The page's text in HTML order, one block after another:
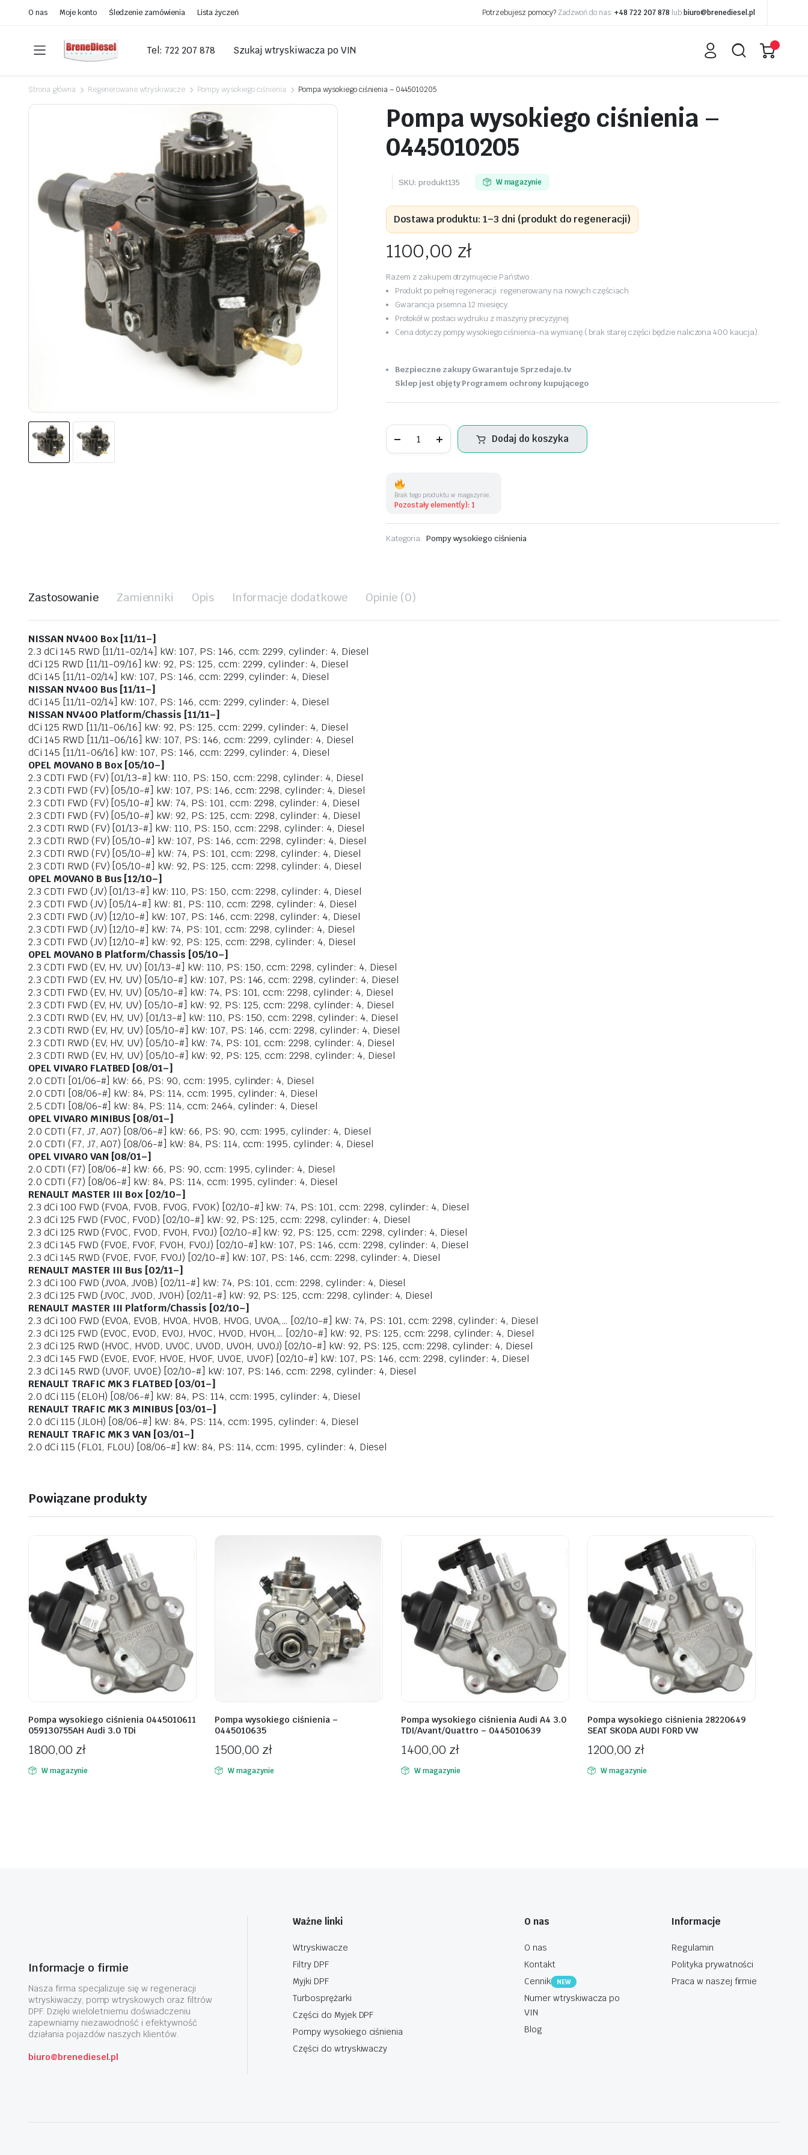
O nas Moje konto Śledzenie zamówienia Lista życzeń Potrzebujesz pomocy? Zadzwoń do nas: +48 722 207 878 lub biuro@brenediesel.pl
Tel: 722 207 878 Szukaj wtryskiwacza po VIN
Strona główna Regenerowane wtryskiwacze Pompy wysokiego ciśnienia Pompa wysokiego ciśnienia – 0445010205
Pompa wysokiego ciśnienia –
0445010205
SKU: produkt135 W magazynie
Dostawa produktu: 1–3 dni (produkt do regeneracji)
1100,00 zł
Razem z zakupem otrzymujecie Państwo :
Produkt po pełnej regeneracji. regenerowany na nowych częściach
Gwarancja pisemna 12 miesięcy.
Protokół w postaci wydruku z maszyny precyzyjnej
Cena dotyczy pompy wysokiego ciśnienia-na wymianę.( brak starej części będzie naliczona 400 kaucja).
Bezpieczne zakupy Gwarantuje Sprzedaje.tv
Sklep jest objęty Programem ochrony kupującego
wysokiego
Dodaj do koszyka
Brak tego produktu w magazynie.
Pozostały element(y): 1
Kategoria: Pompy wysokiego ciśnienia
Zastosowanie Zamienniki Opis Informacje dodatkowe Opinie (0)
NISSAN NV400 Box [11/11–]
2.3 dCi 145 RWD [11/11-02/14] kW: 107, PS: 146, ccm: 2299, cylinder: 4, Diesel
dCi 125 RWD [11/11-09/16] kW: 92, PS: 125, ccm: 2299, cylinder: 4, Diesel
dCi 145 [11/11-02/14] kW: 107, PS: 146, ccm: 2299, cylinder: 4, Diesel
NISSAN NV400 Bus [11/11–]
dCi 145 [11/11-02/14] kW: 107, PS: 146, ccm: 2299, cylinder: 4, Diesel
NISSAN NV400 Platform/Chassis [11/11–]
dCi 125 RWD [11/11-06/16] kW: 92, PS: 125, ccm: 2299, cylinder: 4, Diesel
dCi 145 RWD [11/11-06/16] kW: 107, PS: 146, ccm: 2299, cylinder: 4, Diesel
dCi 145 [11/11-06/16] kW: 107, PS: 146, ccm: 2299, cylinder: 4, Diesel
OPEL MOVANO B Box [05/10–]
2.3 CDTI FWD (FV) [01/13-#] kW: 110, PS: 150, ccm: 2298, cylinder: 4, Diesel
2.3 CDTI FWD (FV) [05/10-#] kW: 107, PS: 146, ccm: 2298, cylinder: 4, Diesel
2.3 CDTI FWD (FV) [05/10-#] kW: 74, PS: 101, ccm: 2298, cylinder: 4, Diesel
2.3 CDTI FWD (FV) [05/10-#] kW: 92, PS: 125, ccm: 2298, cylinder: 4, Diesel
2.3 CDTI RWD (FV) [01/13-#] kW: 110, PS: 150, ccm: 2298, cylinder: 4, Diesel
2.3 CDTI RWD (FV) [05/10-#] kW: 107, PS: 146, ccm: 2298, cylinder: 4, Diesel
2.3 CDTI RWD (FV) [05/10-#] kW: 74, PS: 101, ccm: 2298, cylinder: 4, Diesel
2.3 CDTI RWD (FV) [05/10-#] kW: 92, PS: 125, ccm: 2298, cylinder: 4, Diesel
OPEL MOVANO B Bus [12/10–]
2.3 CDTI FWD (JV) [01/13-#] kW: 110, PS: 150, ccm: 2298, cylinder: 4, Diesel
2.3 CDTI FWD (JV) [05/14-#] kW: 81, PS: 110, ccm: 2298, cylinder: 4, Diesel
2.3 CDTI FWD (JV) [12/10-#] kW: 107, PS: 146, ccm: 2298, cylinder: 4, Diesel
2.3 CDTI FWD (JV) [12/10-#] kW: 74, PS: 101, ccm: 2298, cylinder: 4, Diesel
2.3 CDTI FWD (JV) [12/10-#] kW: 92, PS: 125, ccm: 2298, cylinder: 4, Diesel
OPEL MOVANO B Platform/Chassis [05/10–]
2.3 CDTI FWD (EV, HV, UV) [01/13-#] kW: 110, PS: 150, ccm: 2298, cylinder: 4, Diesel
2.3 CDTI FWD (EV, HV, UV) [05/10-#] kW: 107, PS: 146, ccm: 2298, cylinder: 4, Diesel
2.3 CDTI FWD (EV, HV, UV) [05/10-#] kW: 74, PS: 101, ccm: 2298, cylinder: 4, Diesel
2.3 CDTI FWD (EV, HV, UV) [05/10-#] kW: 92, PS: 125, ccm: 2298, cylinder: 4, Diesel
2.3 CDTI RWD (EV, HV, UV) [01/13-#] kW: 110, PS: 150, ccm: 2298, cylinder: 4, Diesel
2.3 CDTI RWD (EV, HV, UV) [05/10-#] kW: 107, PS: 146, ccm: 2298, cylinder: 4, Diesel
2.3 CDTI RWD (EV, HV, UV) [05/10-#] kW: 74, PS: 101, ccm: 2298, cylinder: 4, Diesel
2.3 CDTI RWD (EV, HV, UV) [05/10-#] kW: 92, PS: 125, ccm: 2298, cylinder: 4, Diesel
OPEL VIVARO FLATBED [08/01–]
2.0 CDTI [01/06-#] kW: 66, PS: 90, ccm: 1995, cylinder: 4, Diesel
2.0 CDTI [08/06-#] kW: 84, PS: 114, ccm: 1995, cylinder: 4, Diesel
2.5 CDTI [08/06-#] kW: 84, PS: 114, ccm: 2464, cylinder: 4, Diesel
OPEL VIVARO MINIBUS [08/01–]
2.0 CDTI (F7, J7, A07) [08/06-#] kW: 66, PS: 90, ccm: 1995, cylinder: 4, Diesel
2.0 CDTI (F7, J7, A07) [08/06-#] kW: 84, PS: 114, ccm: 1995, cylinder: 4, Diesel
OPEL VIVARO VAN [08/01–]
2.0 CDTI (F7) [08/06-#] kW: 66, PS: 90, ccm: 1995, cylinder: 4, Diesel
2.0 CDTI (F7) [08/06-#] kW: 84, PS: 114, ccm: 1995, cylinder: 4, Diesel
RENAULT MASTER III Box [02/10–]
2.3 dCi 100 FWD (FV0A, FV0B, FV0G, FV0K) [02/10-#] kW: 74, PS: 101, ccm: 2298, cylinder: 4, Diesel
2.3 dCi 125 FWD (FV0C, FV0D) [02/10-#] kW: 92, PS: 125, ccm: 2298, cylinder: 4, Diesel
2.3 dCi 125 RWD (FV0C, FV0D, FV0H, FV0J) [02/10-#] kW: 92, PS: 125, ccm: 2298, cylinder: 4, Diesel
2.3 dCi 145 FWD (FV0E, FV0F, FV0H, FV0J) [02/10-#] kW: 107, PS: 146, ccm: 2298, cylinder: 4, Diesel
2.3 dCi 145 RWD (FV0E, FV0F, FV0J) [02/10-#] kW: 107, PS: 146, ccm: 2298, cylinder: 4, Diesel
RENAULT MASTER III Bus [02/11–]
2.3 dCi 100 FWD (JV0A, JV0B) [02/11-#] kW: 74, PS: 101, ccm: 2298, cylinder: 4, Diesel
2.3 dCi 125 FWD (JV0C, JV0D, JV0H) [02/11-#] kW: 92, PS: 125, ccm: 2298, cylinder: 4, Diesel
RENAULT MASTER III Platform/Chassis [02/10–]
2.3 dCi 100 FWD (EV0A, EV0B, HV0A, HV0B, HV0G, UV0A,… [02/10-#] kW: 74, PS: 101, ccm: 2298, cylinder: 4, Diesel
2.3 dCi 125 FWD (EV0C, EV0D, EV0J, HV0C, HV0D, HV0H,… [02/10-#] kW: 92, PS: 125, ccm: 2298, cylinder: 4, Diesel
2.3 dCi 125 RWD (HV0C, HV0D, UV0C, UV0D, UV0H, UV0J) [02/10-#] kW: 92, PS: 125, ccm: 2298, cylinder: 4, Diesel
2.3 dCi 145 FWD (EV0E, EV0F, HV0E, HV0F, UV0E, UV0F) [02/10-#] kW: 107, PS: 146, ccm: 2298, cylinder: 4, Diesel
2.3 dCi 145 RWD (UV0F, UV0E) [02/10-#] kW: 107, PS: 146, ccm: 2298, cylinder: 4, Diesel
RENAULT TRAFIC MK 3 FLATBED [03/01–]
2.0 dCi 115 (EL0H) [08/06-#] kW: 84, PS: 114, ccm: 1995, cylinder: 4, Diesel
RENAULT TRAFIC MK 3 MINIBUS [03/01–]
2.0 dCi 115 (JL0H) [08/06-#] kW: 84, PS: 114, ccm: 1995, cylinder: 4, Diesel
RENAULT TRAFIC MK 3 VAN [03/01–]
2.0 dCi 115 (FL01, FL0U) [08/06-#] kW: 84, PS: 114, ccm: 1995, cylinder: 4, Diesel
Powiązane produkty
Pompa wysokiego ciśnienia 0445010611
059130755AH Audi 3.0 TDi
1800,00 zł
W magazynie
Pompa wysokiego ciśnienia –
0445010635
1500,00 zł
W magazynie
Pompa wysokiego ciśnienia Audi A4 3.0
TDI/Avant/Quattro – 0445010639
1400,00 zł
W magazynie
Pompa wysokiego ciśnienia 28220649
SEAT SKODA AUDI FORD VW
1200,00 zł
W magazynie
Informacje o firmie
Nasza firma specjalizuje się w regeneracji
wtryskiwaczy, pomp wtryskowych oraz filtrów
DPF. Dzięki wieloletniemu doświadczeniu
zapewniamy niezawodność i efektywność
działania pojazdów naszych klientów.
biuro@brenediesel.pl
Ważne linki
Wtryskiwacze
Filtry DPF
Myjki DPF
Turbosprężarki
Części do Myjek DPF
Pompy wysokiego ciśnienia
Części do wtryskiwaczy
O nas
O nas
Kontakt
Cennik
NEW
Numer wtryskiwacza po
VIN
Blog
Informacje
Regulamin
Polityka prywatności
Praca w naszej firmie